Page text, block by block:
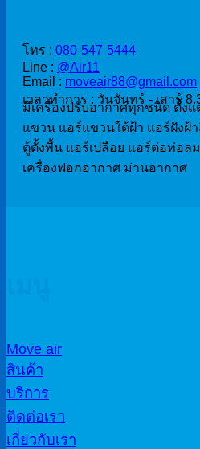
ติดต่อสั่งซื้อ
โทร : 080-547-5444
Line : @Air11
Email : moveair88@gmail.com
เวลาทำการ : วันจันทร์ - เสาร์
มีเครื่องปรับอากาศทุกชนิด ตั้งแ
แขวน แอร์แขวนใต้ฝ้า แอร์ฝังฝ้
ตู้ตั้งพื้น แอร์เปลือย แอร์ต่อท่อล
เครื่องฟอกอากาศ ม่านอากาศ
Move air
สินค้า
บริการ
ติดต่อเรา
เกี่ยวกับเรา